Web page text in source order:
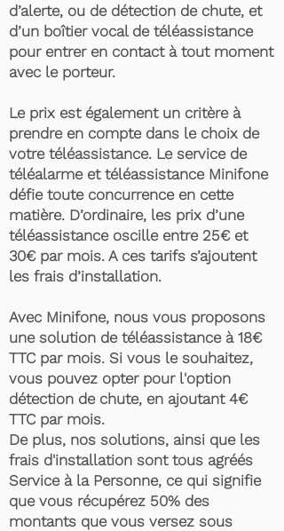
d’alerte, ou de détection de chute, et
d’un boîtier vocal de téléassistance
pour entrer en contact à tout moment
avec le porteur.
Le prix est également un critère à
prendre en compte dans le choix de
votre téléassistance. Le service de
téléalarme et téléassistance Minifone
défie toute concurrence en cette
matière. D’ordinaire, les prix d’une
téléassistance oscille entre 25€ et
30€ par mois. A ces tarifs s’ajoutent
les frais d’installation.
Avec Minifone, nous vous proposons
une solution de téléassistance à 18€
TTC par mois. Si vous le souhaitez,
vous pouvez opter pour l'option
détection de chute, en ajoutant 4€
TTC par mois.
De plus, nos solutions, ainsi que les
frais d'installation sont tous agréés
Service à la Personne, ce qui signifie
que vous récupérez 50% des
montants que vous versez sous